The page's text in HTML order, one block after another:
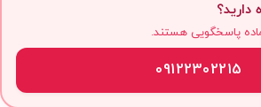
دارید؟
پاسخگویی هستند.
09122302215